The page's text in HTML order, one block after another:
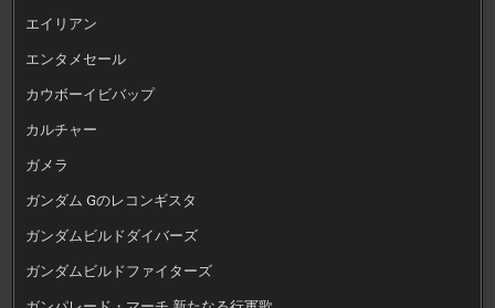
エイリアン
エンタメセール
カウボーイビバップ
カルチャー
ガメラ
ガンダム Gのレコンギスタ
ガンダムビルドダイバーズ
ガンダムビルドファイターズ